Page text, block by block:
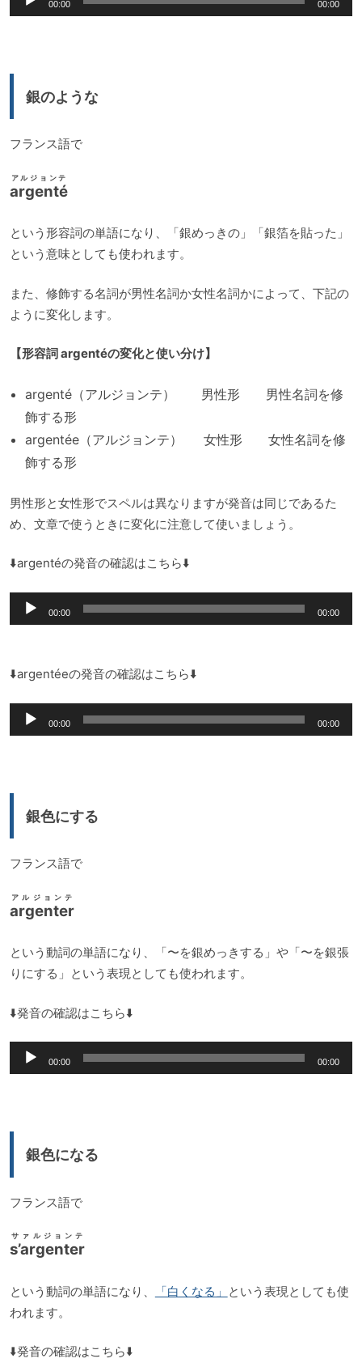
声
00:00 00:00
銀のような
フランス語で
argenté
アルジョンテ
という形容詞の単語になり、「銀めっきの」「銀箔を貼った」
という意味としても使われます。
また、修飾する名詞が男性名詞か女性名詞かによって、下記の
ように変化します。
【形容詞 argentéの変化と使い分け】
argenté（アルジョンテ） 男性形 男性名詞を修
飾する形
argentée（アルジョンテ） 女性形 女性名詞を修
飾する形
男性形と女性形でスペルは異なりますが発音は同じであるた
め、文章で使うときに変化に注意して使いましょう。
⬇️argentéの発音の確認はこちら⬇️
声
レ
ー
00:00 00:00
⬇️argentéeの発音の確認はこちら⬇️
声
00:00 00:00
銀色にする
フランス語で
argenter
アルジョンテ
という動詞の単語になり、「〜を銀めっきする」や「〜を銀張
りにする」という表現としても使われます。
⬇️発音の確認はこちら⬇️
声
00:00 00:00
銀色になる
フランス語で
s’argenter
サァルジョンテ
という動詞の単語になり、 「白くなる」 という表現としても使
われます。
⬇️発音の確認はこちら⬇️